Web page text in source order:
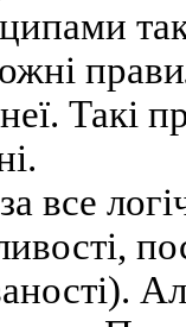
Такі
все